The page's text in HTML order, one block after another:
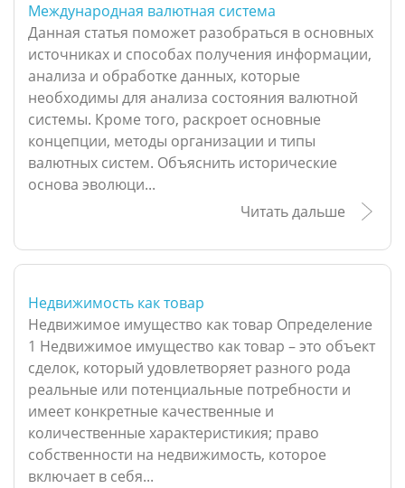
Международная валютная система
Данная статья поможет разобраться в основных
источниках и способах получения информации,
анализа и обработке данных, которые
необходимы для анализа состояния валютной
системы. Кроме того, раскроет основные
концепции, методы организации и типы
валютных систем. Объяснить исторические
основа эволюци...
Читать дальше
Недвижимость как товар
Недвижимое имущество как товар Определение
1 Недвижимое имущество как товар – это объект
сделок, который удовлетворяет разного рода
реальные или потенциальные потребности и
имеет конкретные качественные и
количественные характеристикия; право
собственности на недвижимость, которое
включает в себя...